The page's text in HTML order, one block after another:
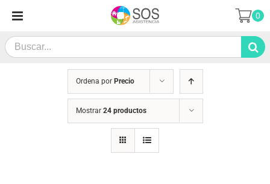
contenido
Search
for:
0
Ordena por Precio
Mostrar 24 productos